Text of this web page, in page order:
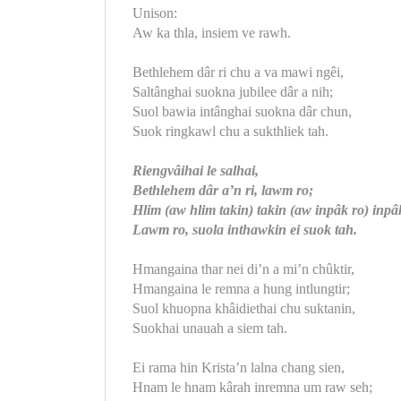
Unison:
Aw ka thla, insiem ve rawh.
Bethlehem dâr ri chu a va mawi ngêi,
Saltânghai suokna jubilee dâr a nih;
Suol bawia intânghai suokna dâr chun,
Suok ringkawl chu a sukthliek tah.
Riengvâihai le salhai,
Bethlehem dâr a’n ri, lawm ro;
Hlim (aw hlim takin) takin (aw inpâk ro)
Lawm ro, suola inthawkin ei suok tah.
Hmangaina thar nei di’n a mi’n chûktir,
Hmangaina le remna a hung intlungtir;
Suol khuopna khâidiethai chu suktanin,
Suokhai unauah a siem tah.
Ei rama hin Krista’n lalna chang sien,
Hnam le hnam kârah inremna um raw seh;